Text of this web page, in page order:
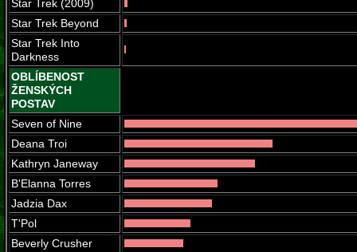
Star Trek (2009)
Star Trek Beyond
Star Trek Into
Darkness
OBLÍBENOST
ŽENSKÝCH
POSTAV
Seven of Nine
Deana Troi
Kathryn Janeway
B'Elanna Torres
Jadzia Dax
T'Pol
Beverly Crusher